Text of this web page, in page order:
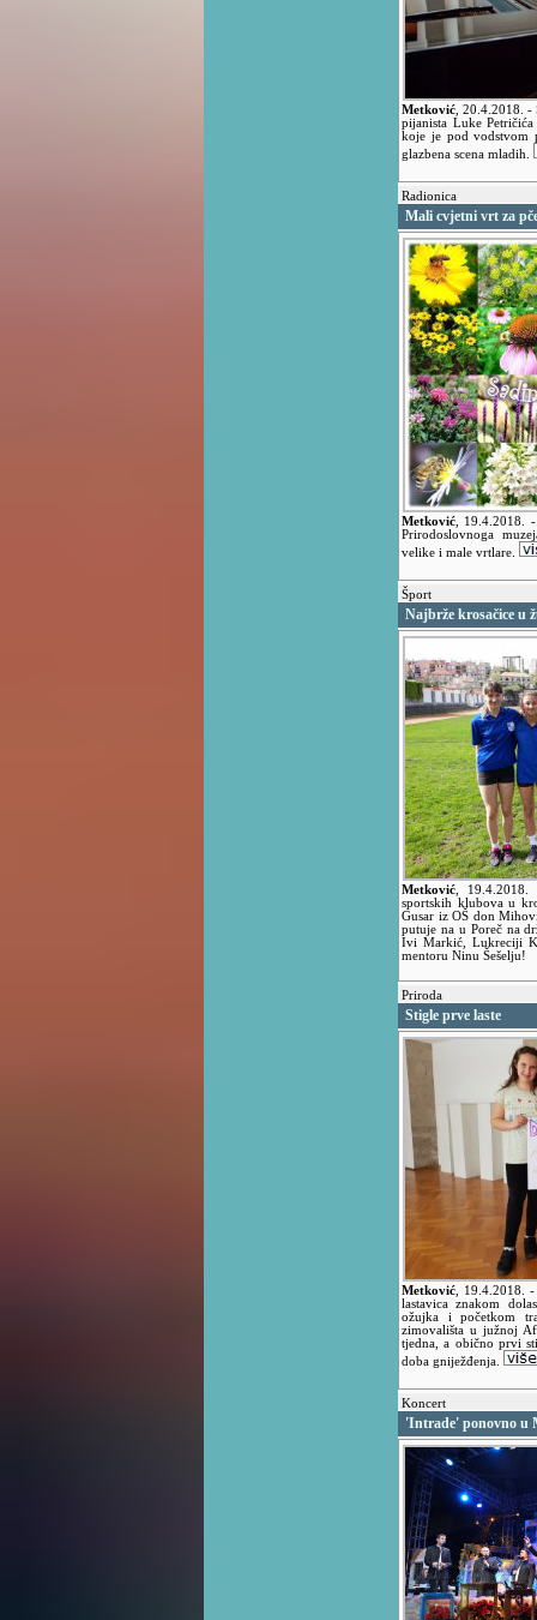
Metković 20.4.2018. -
pijanista Luke
koje je pod vodstvom
glazbena scena mladih.
Radionica
Mali cvjetni vrt za
Metković 19.4.2018. -
Prirodoslovnoga
velike i male vrtlare.
Šport
Najbrže krosačice u
Metković
19.4.2018.
sportskih klubova u
Gusar iz OŠ don
putuje na u Poreč na
Ivi Markić, Lukreciji
mentoru Ninu Šešelju!
Priroda
Stigle prve laste
Metković 19.4.2018. -
lastavica znakom
ožujka i početkom
zimovališta u južnoj
tjedna, a obično prvi
doba gniježđenja.
Koncert
'Intrade' ponovno u